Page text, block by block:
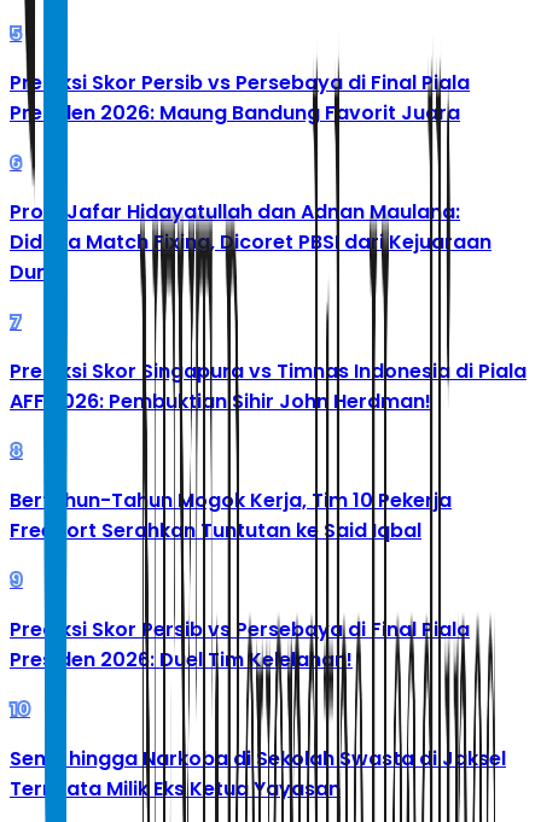
5
Prediksi Skor Persib vs Persebaya di Final Piala
Presiden 2026: Maung Bandung Favorit Juara
6
Profil Jafar Hidayatullah dan Adnan Maulana:
Diduga Match Fixing, Dicoret PBSI dari Kejuaraan
Dunia
7
Prediksi Skor Singapura vs Timnas Indonesia di Piala
AFF 2026: Pembuktian Sihir John Herdman!
8
Bertahun-Tahun Mogok Kerja, Tim 10 Pekerja
Freeport Serahkan Tuntutan ke Said Iqbal
9
Prediksi Skor Persib vs Persebaya di Final Piala
Presiden 2026: Duel Tim Kelelahan!
10
Senpi hingga Narkoba di Sekolah Swasta di Jaksel
Ternyata Milik Eks Ketua Yayasan